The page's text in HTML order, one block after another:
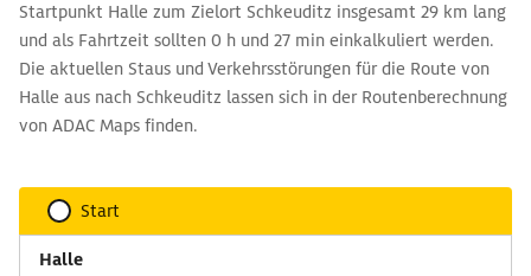
Startpunkt Halle zum Zielort Schkeuditz insgesamt 29 km lang
und als Fahrtzeit sollten 0 h und 27 min einkalkuliert werden.
Die aktuellen Staus und Verkehrsstörungen für die Route von
Halle aus nach Schkeuditz lassen sich in der Routenberechnung
von ADAC Maps finden.
Start
Halle